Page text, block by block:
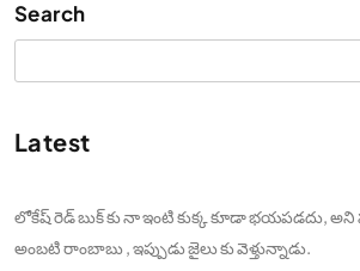
Search
Latest
లోకేష్ రెడ్ బుక్ కు నా ఇంటి కుక్క కూడా భయపడదు, అని
అంబటి రాంబాబు , ఇప్పుడు జైలు కు వెళ్తున్నాడు.